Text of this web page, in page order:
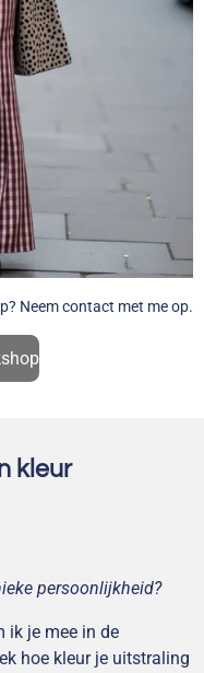
Neem contact met me op.
kleur
persoonlijkheid?
ik je mee in de
hoe kleur je uitstraling